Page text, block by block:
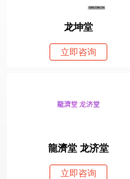
龙坤堂
立即咨询
龍濟堂 龙济堂
立即咨询